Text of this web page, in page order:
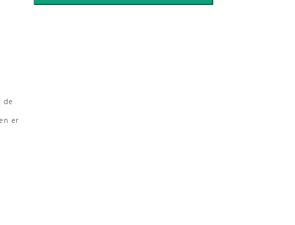
de
er